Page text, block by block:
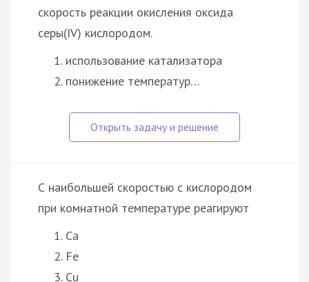
скорость реакции окисления оксида
серы(IV) кислородом.
использование катализатора
понижение температур…
С наибольшей скоростью с кислородом
при комнатной температуре реагируют
Ca
Fe
Cu